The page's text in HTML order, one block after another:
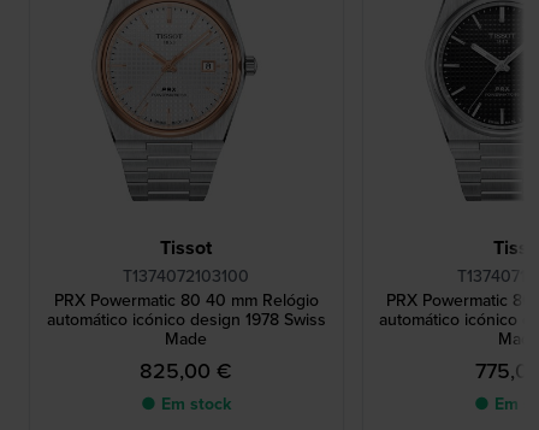
Tissot
T1374072103100
PRX Powermatic 80 40 mm Relógio
automático icónico design 1978 Swiss
Made
825,00 €
● Em stock
PRX Powermatic
automático icónico
Made
● Em